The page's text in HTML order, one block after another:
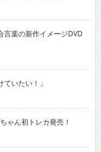
葉の新作イメージDVD
いたい！」
ゃん初トレカ発売！